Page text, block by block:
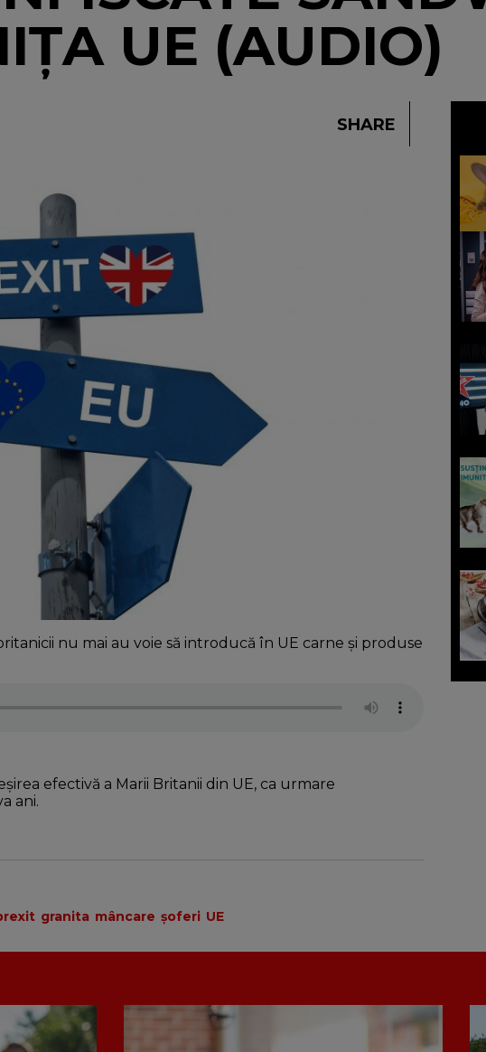
UE (AUDIO)
SHARE
nu mai au voie să introducă în UE carne și produse
efectivă a Marii Britanii din UE, ca urmare
ani.
granita mâncare șoferi UE